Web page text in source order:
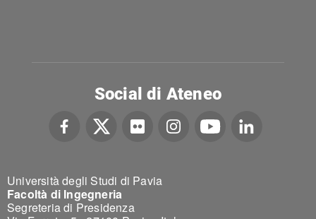
Università degli Studi di Pavia
Facoltà di Ingegneria
Segreteria di Presidenza
Social di Ateneo